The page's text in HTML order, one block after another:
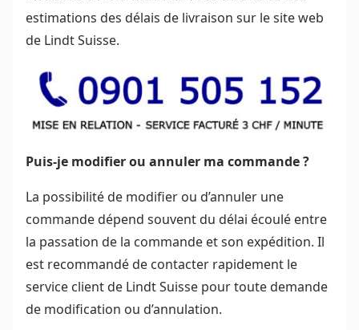
estimations des délais de livraison sur le site web
de Lindt Suisse.
Puis-je modifier ou annuler ma commande ?
La possibilité de modifier ou d’annuler une
commande dépend souvent du délai écoulé entre
la passation de la commande et son expédition. Il
est recommandé de contacter rapidement le
service client de Lindt Suisse pour toute demande
de modification ou d’annulation.